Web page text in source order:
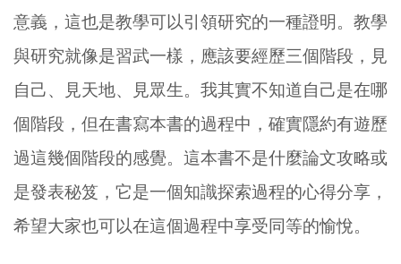
意義，這也是教學可以引領研究的一種證明。教學
與研究就像是習武一樣，應該要經歷三個階段，見
自己、見天地、見眾生。我其實不知道自己是在哪
個階段，但在書寫本書的過程中，確實隱約有遊歷
過這幾個階段的感覺。這本書不是什麼論文攻略或
是發表秘笈，它是一個知識探索過程的心得分享，
希望大家也可以在這個過程中享受同等的愉悅。